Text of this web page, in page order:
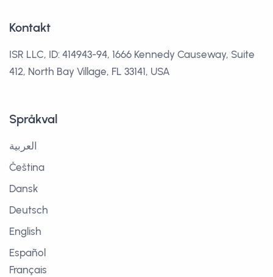
Kontakt
ISR LLC, ID: 414943-94, 1666 Kennedy Causeway, Suite
412, North Bay Village, FL 33141, USA
Språkval
العربية
Čeština
Dansk
Deutsch
English
Español
Français